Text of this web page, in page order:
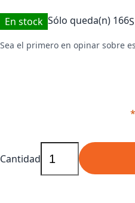
En stock Sólo queda(n) 166
Sea el primero en opinar sobre
Cantidad